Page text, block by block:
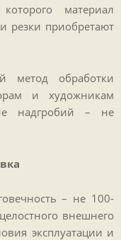
материал
резки приобретают
метод обработки
и художникам
надгробий – не
– не 100-
внешнего
эксплуатации и